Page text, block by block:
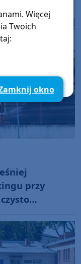
przy
Więcej
Twoich
okno